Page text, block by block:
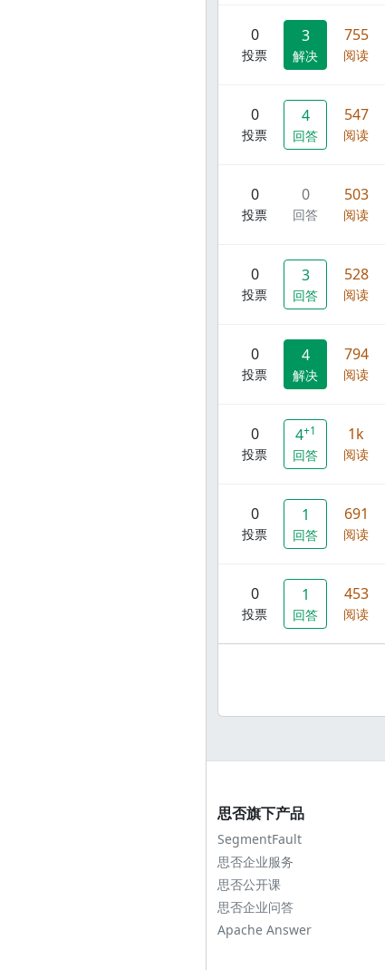
0
投票
3
解决
755
阅读
0
投票
4
回答
547
阅读
0
投票
0
回答
503
阅读
0
投票
3
回答
528
阅读
0
投票
4
解决
794
阅读
0
投票
4+1
回答
1k
阅读
0
投票
1
回答
691
阅读
0
投票
1
回答
453
阅读
思否旗下产品
SegmentFault
思否企业服务
思否公开课
思否企业问答
Apache Answer